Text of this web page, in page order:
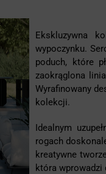
Ekskluzywna
wypoczynku.
poduch, które
zaokrąglona
Wyrafinowany
kolekcji.
Idealnym
rogach
kreatywne
która wprowadzi